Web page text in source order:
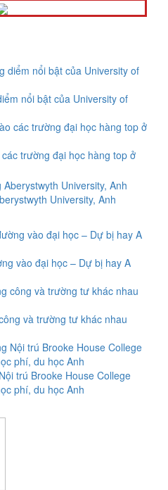
nổi bật của University of
trường đại học hàng top ở
University, Anh
vào đại học – Dự bị hay A
và trường tư khác nhau
trú Brooke House College
phí, du học Anh